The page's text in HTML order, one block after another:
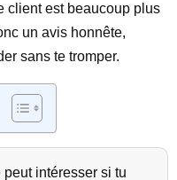
client est beaucoup plus
un avis honnête,
sans te tromper.
peut intéresser si tu